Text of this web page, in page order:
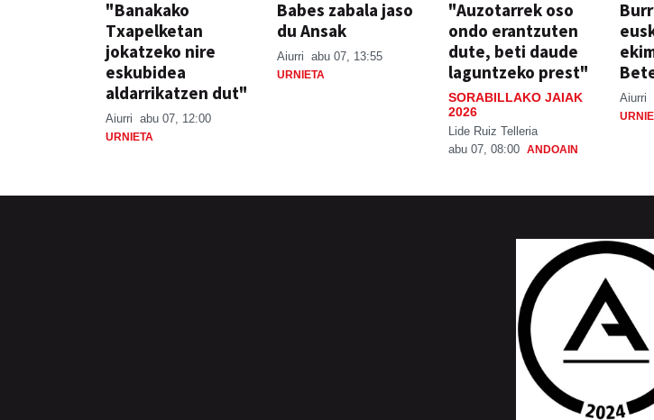
"Banakako
Txapelketan
jokatzeko nire
eskubidea
aldarrikatzen dut"
Aiurri abu 07, 12:00
URNIETA
Babes zabala jaso
du Ansak
Aiurri abu 07, 13:55
URNIETA
"Auzotarrek oso
ondo erantzuten
dute, beti daude
laguntzeko prest"
SORABILLAKO JAIAK
2026
Lide Ruiz Telleria
abu 07, 08:00 ANDOAIN
Aiurri